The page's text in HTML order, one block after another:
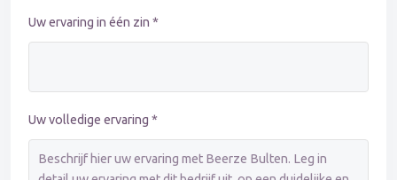
Uw ervaring in één zin *
Uw volledige ervaring *